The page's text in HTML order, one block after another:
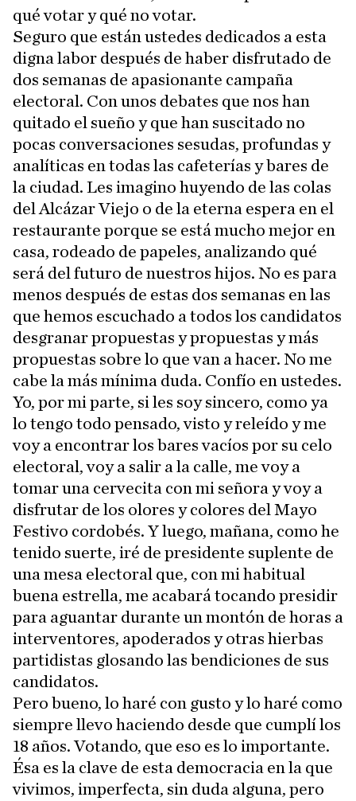
qué votar y qué no votar.
Seguro que están ustedes dedicados a esta
digna labor después de haber disfrutado de
dos semanas de apasionante campaña
electoral. Con unos debates que nos han
quitado el sueño y que han suscitado no
pocas conversaciones sesudas, profundas y
analíticas en todas las cafeterías y bares de
la ciudad. Les imagino huyendo de las colas
del Alcázar Viejo o de la eterna espera en el
restaurante porque se está mucho mejor en
casa, rodeado de papeles, analizando qué
será del futuro de nuestros hijos. No es para
menos después de estas dos semanas en las
que hemos escuchado a todos los candidatos
desgranar propuestas y propuestas y más
propuestas sobre lo que van a hacer. No me
cabe la más mínima duda. Confío en ustedes.
Yo, por mi parte, si les soy sincero, como ya
lo tengo todo pensado, visto y releído y me
voy a encontrar los bares vacíos por su celo
electoral, voy a salir a la calle, me voy a
tomar una cervecita con mi señora y voy a
disfrutar de los olores y colores del Mayo
Festivo cordobés. Y luego, mañana, como he
tenido suerte, iré de presidente suplente de
una mesa electoral que, con mi habitual
buena estrella, me acabará tocando presidir
para aguantar durante un montón de horas a
interventores, apoderados y otras hierbas
partidistas glosando las bendiciones de sus
candidatos.
Pero bueno, lo haré con gusto y lo haré como
siempre llevo haciendo desde que cumplí los
18 años. Votando, que eso es lo importante.
Ésa es la clave de esta democracia en la que
vivimos, imperfecta, sin duda alguna, pero